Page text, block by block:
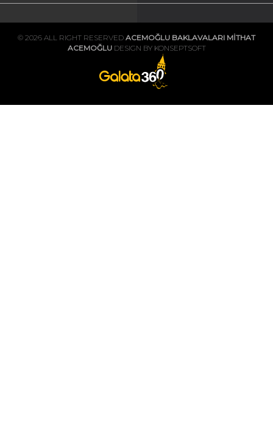
© 2026 ALL RIGHT RESERVED ACEMOĞLU BAKLAVALARI MİTHAT
ACEMOĞLUDESIGN BY KONSEPTSOFT